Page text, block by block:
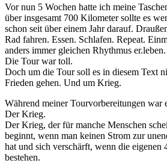
Vor nun 5 Wochen hatte ich meine
über insgesamt 700 Kilometer sollte es
schon seit über einem Jahr darauf.
Rad fahren. Essen. Schlafen. Repeat.
anders immer gleichen Rhythmus er.leben.
Die Tour war toll.
Doch um die Tour soll es in diesem Text
Frieden gehen. Und um Krieg.
Während meiner Tourvorbereitungen war
Der Krieg.
Der Krieg, der für manche Menschen
beginnt, wenn man keinen Strom zur
hat und sich verschärft, wenn die eigenen
bestehen.